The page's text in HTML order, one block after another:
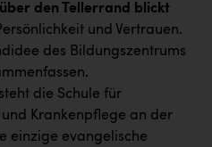
den Tellerrand blickt
und Vertrauen.
des Bildungszentrums
die Schule für
Krankenpflege an der
einzige evangelische